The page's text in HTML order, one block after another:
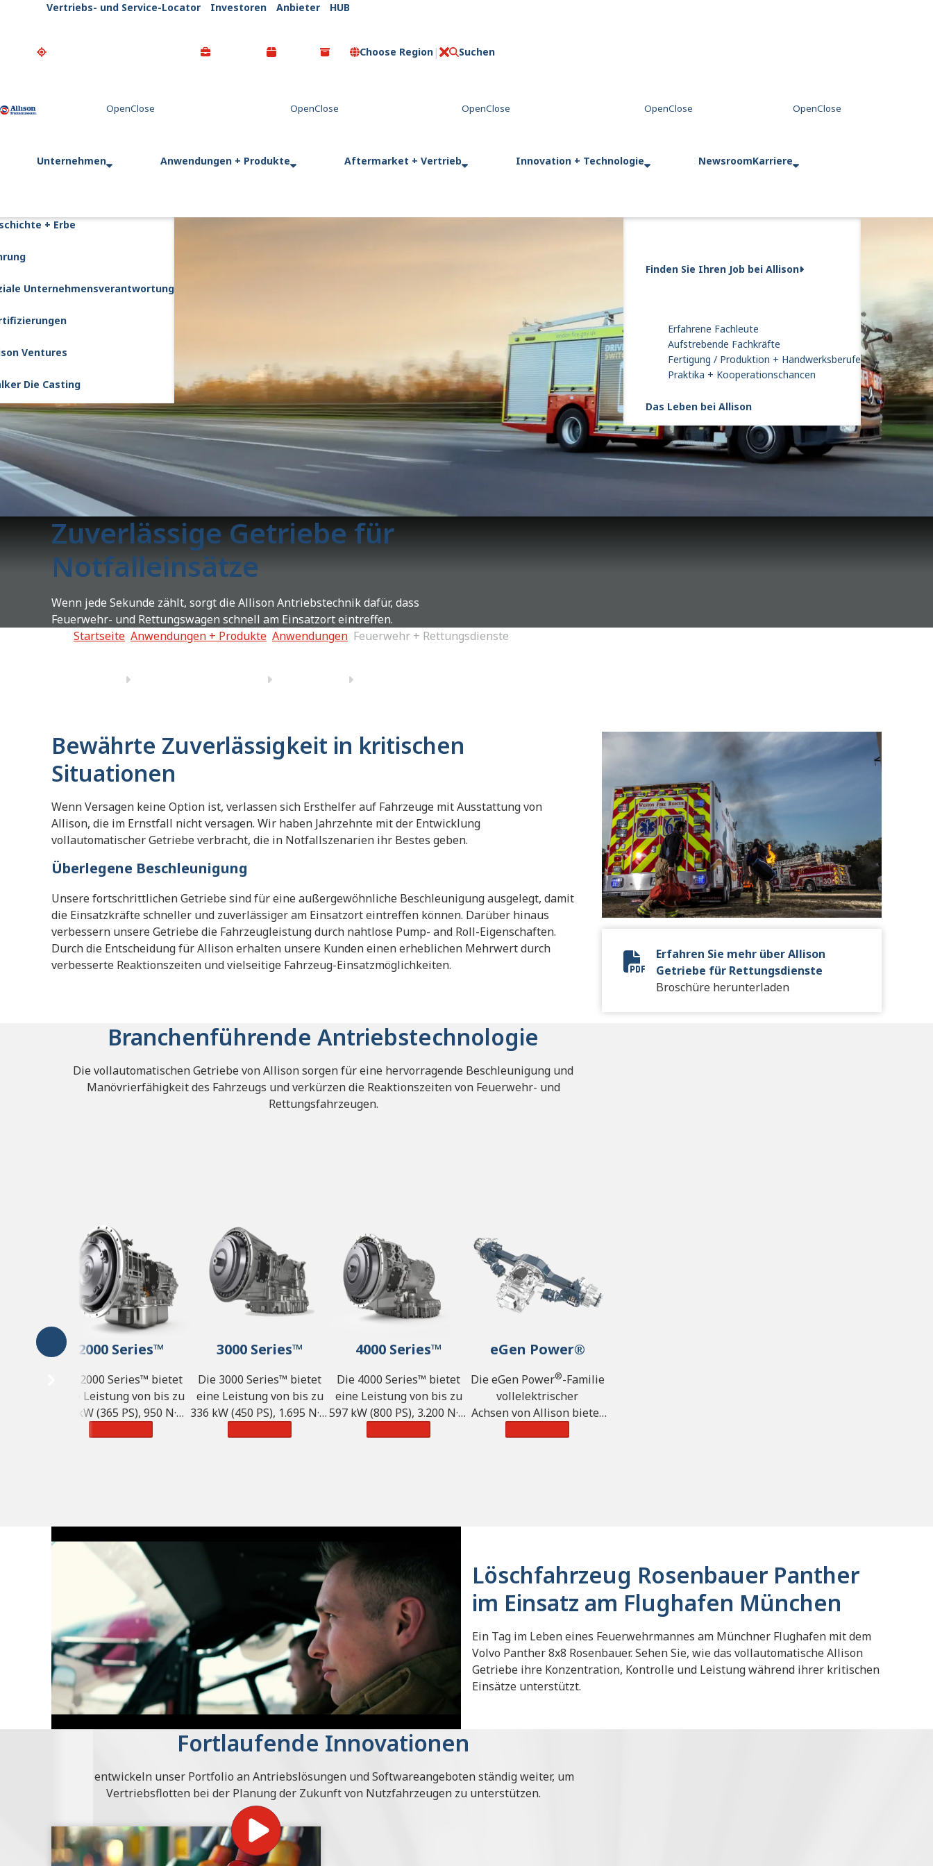
Go Home
Vertriebs- und Service-Locator Investoren Anbieter HUB
Choose Region Suchen
C
s
Unternehmen
+ Erbe
Unternehmensverantwortung
Ventures
Die Casting
Anwendungen + Produkte Aftermarket + Vertrieb Innovation + Technologie NewsroomKarriere
Finden Sie Ihren Job bei Allison
Erfahrene Fachleute
Aufstrebende Fachkräfte
Fertigung / Produktion + Handwerksberufe
Praktika + Kooperationschancen
Das Leben bei Allison
Zuverlässige Getriebe für
Notfalleinsätze
Wenn jede Sekunde zählt, sorgt die Allison Antriebstechnik dafür, dass
Feuerwehr- und Rettungswagen schnell am Einsatzort eintreffen.
Startseite Anwendungen + Produkte Anwendungen Feuerwehr + Rettungsdienste
Bewährte Zuverlässigkeit in kritischen
Situationen
Wenn Versagen keine Option ist, verlassen sich Ersthelfer auf Fahrzeuge mit Ausstattung von
Allison, die im Ernstfall nicht versagen. Wir haben Jahrzehnte mit der Entwicklung
vollautomatischer Getriebe verbracht, die in Notfallszenarien ihr Bestes geben.
Überlegene Beschleunigung
Unsere fortschrittlichen Getriebe sind für eine außergewöhnliche Beschleunigung ausgelegt, damit
die Einsatzkräfte schneller und zuverlässiger am Einsatzort eintreffen können. Darüber hinaus
verbessern unsere Getriebe die Fahrzeugleistung durch nahtlose Pump- and Roll-Eigenschaften.
Durch die Entscheidung für Allison erhalten unsere Kunden einen erheblichen Mehrwert durch
verbesserte Reaktionszeiten und vielseitige Fahrzeug-Einsatzmöglichkeiten.
2024 Fire + Emergency Brochure
Erfahren Sie mehr über Allison
Getriebe für Rettungsdienste
Broschüre herunterladen
Branchenführende Antriebstechnologie
Die vollautomatischen Getriebe von Allison sorgen für eine hervorragende Beschleunigung und
Manövrierfähigkeit des Fahrzeugs und verkürzen die Reaktionszeiten von Feuerwehr- und
Rettungsfahrzeugen.
2000 Series™
Die 2000 Series™ bietet
eine Leistung von bis zu
272 kW (365 PS), 950 N·m
3000 Series™
Die 3000 Series™ bietet
eine Leistung von bis zu
336 kW (450 PS), 1.695 N·m
4000 Series™
Die 4000 Series™ bietet
eine Leistung von bis zu
597 kW (800 PS), 3.200 N·m
eGen Power®
Die eGen Power®-Familie
vollelektrischer
Achsen von Allison bietet
Löschfahrzeug Rosenbauer Panther
im Einsatz am Flughafen München
Ein Tag im Leben eines Feuerwehrmannes am Münchner Flughafen mit dem
Volvo Panther 8x8 Rosenbauer. Sehen Sie, wie das vollautomatische Allison
Getriebe ihre Konzentration, Kontrolle und Leistung während ihrer kritischen
Einsätze unterstützt.
Fortlaufende Innovationen
Wir entwickeln unser Portfolio an Antriebslösungen und Softwareangeboten ständig weiter, um
Vertriebsflotten bei der Planung der Zukunft von Nutzfahrzeugen zu unterstützen.